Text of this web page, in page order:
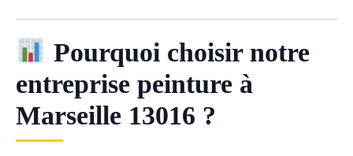
Pourquoi choisir notre
entreprise peinture à
Marseille 13016 ?